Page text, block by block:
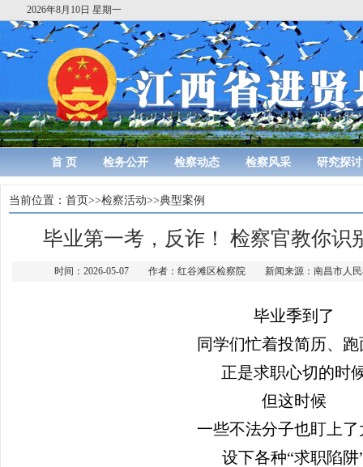
2026年8月10日 星期一
首 页 检务公开 检察动态 检察风采 研究探讨
当前位置： 首页>>检察活动>>典型案例
毕业第一考，反诈！ 检察官教你识
时间：2026-05-07 作者：红谷滩区检察院 新闻来源：南昌市人
毕业季到了
同学们忙着投简历、跑
正是求职心切的时
但这时候
一些不法分子也盯上了
设下各种“求职陷阱